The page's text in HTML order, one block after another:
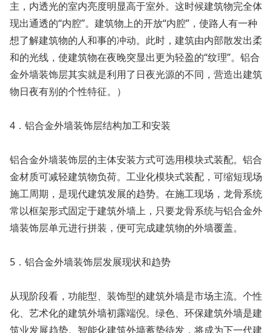
主，内透光的室内亮度明显高于室外。这时候建筑物完全体
现出通透的“内腔”。建筑物上的开放“内腔”，使路人有一种
想了解建筑物的人和事的冲动。此时，建筑由内部散发出柔
和的光线，使建筑物在夜晚突显出更为轻盈的“纹理”。铝合
金外墙装饰层其实就是利用了日夜光源的不同，营造出建筑
物日夜有别的个性特征。）
4．铝合金外墙装饰层结构加工和安装
铝合金外墙装饰层的主体安装方式可选用模块式装配。铝合
金材质可减轻建筑物负荷。工业化模块式装配，可缩短现场
施工周期，是现代建筑发展的趋势。在施工现场，龙骨系统
常以框架形式固定于建筑外墙上，只要龙骨系统与铝合金外
墙装饰层单元进行拼装，便可完成建筑物的外墙覆盖。
5．铝合金外墙装饰层发展现状和趋势
从现阶段看，功能型、装饰型的建筑外墙是市场主流。个性
化、艺术化的建筑外墙初露端倪。绿色、环保建筑外墙是建
筑业发展趋势。智能化建筑外墙蓄势待发，将成为下一代建